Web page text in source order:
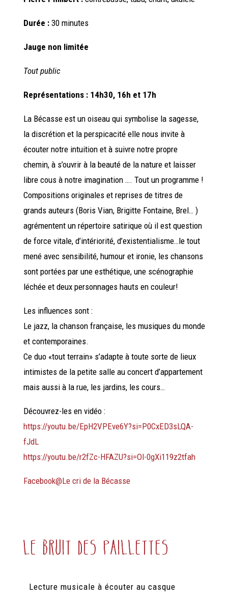
Durée :30 minutes
Jauge non limitée
Tout public
Représentations : 14h30, 16h et 17h
La Bécasse est un oiseau qui symbolise la sagesse,
la discrétion et la perspicacité elle nous invite à
écouter notre intuition et à suivre notre propre
chemin, à s’ouvrir à la beauté de la nature et laisser
libre cous à notre imagination …. Tout un programme !
Compositions originales et reprises de titres de
grands auteurs (Boris Vian, Brigitte Fontaine, Brel… )
agrémentent un répertoire satirique où il est question
de force vitale, d’intériorité, d’existentialisme…le tout
mené avec sensibilité, humour et ironie, les chansons
sont portées par une esthétique, une scénographie
léchée et deux personnages hauts en couleur!
Les influences sont :
Le jazz, la chanson française, les musiques du monde
et contemporaines.
Ce duo «tout terrain» s’adapte à toute sorte de lieux
intimistes de la petite salle au concert d’appartement
mais aussi à la rue, les jardins, les cours…
Découvrez-les en vidéo :
https://youtu.be/EpH2VPEve6Y?si=P0CxED3sLQA-
fJdL
https://youtu.be/r2fZc-HFAZU?si=Ol-0gXi119z2tfah
Facebook@Le cri de la Bécasse
Le Bruit des Paillettes
Lecture musicale à écouter au casque